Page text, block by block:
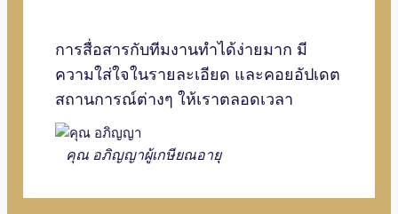
การสื่อสารกับทีมงานทำได้ง่ายมาก มี
ความใส่ใจในรายละเอียด และคอยอัปเดต
สถานการณ์ต่างๆ ให้เราตลอดเวลา
คุณ อภิญญาผู้เกษียณอายุ